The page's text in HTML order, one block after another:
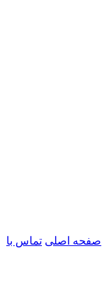
صفحه اصلی تماس با